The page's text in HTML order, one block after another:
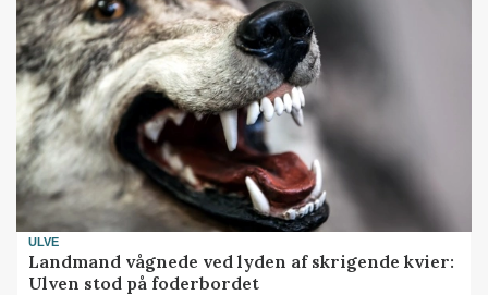
ULVE
Landmand vågnede ved lyden af skrigende kvier:
Ulven stod på foderbordet